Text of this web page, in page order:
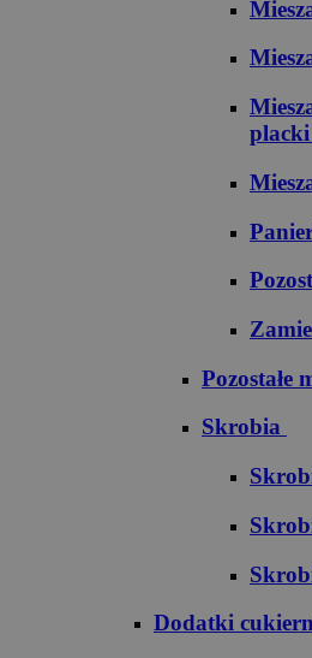
placki
Pozostałe
Skrobia
Dodatki